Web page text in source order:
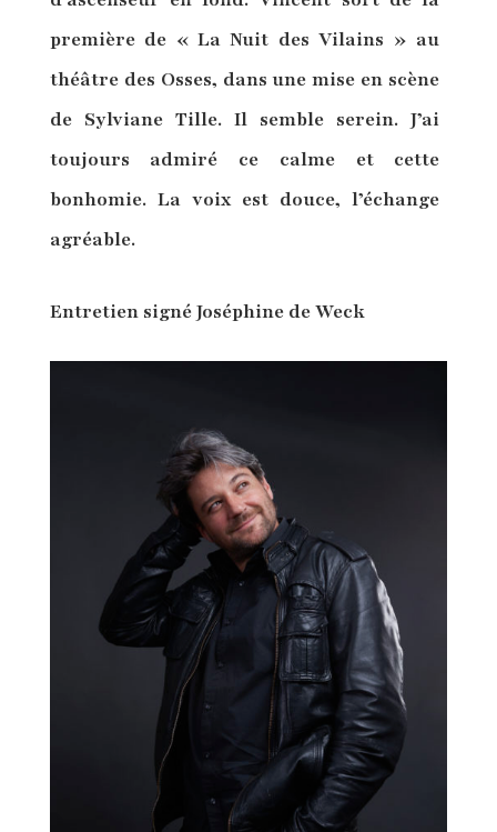
première de « La Nuit des Vilains » au
théâtre des Osses, dans une mise en scène
de Sylviane Tille. Il semble serein. J’ai
toujours admiré ce calme et cette
bonhomie. La voix est douce, l’échange
agréable.
Entretien signé Joséphine de Weck